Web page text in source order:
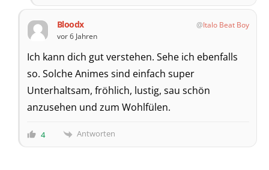
Bloodx
Italo Beat Boy
vor 6 Jahren
Ich kann dich gut verstehen. Sehe ich ebenfalls
so. Solche Animes sind einfach super
Unterhaltsam, fröhlich, lustig, sau schön
anzusehen und zum Wohlfülen.
4 Antworten